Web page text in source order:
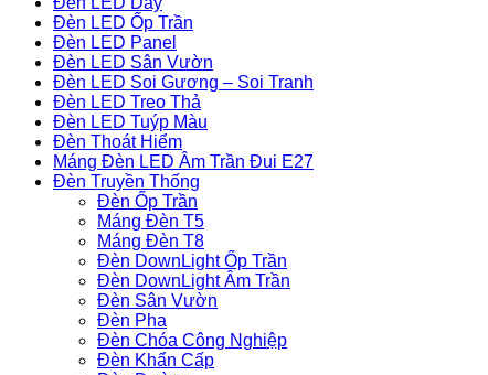
Đèn LED Ốp Trần
Đèn LED Panel
Đèn LED Sân Vườn
Đèn LED Soi Gương – Soi Tranh
Đèn LED Treo Thả
Đèn LED Tuýp Màu
Đèn Thoát Hiểm
Máng Đèn LED Âm Trần Đui E27
Đèn Truyền Thống
Đèn Ốp Trần
Máng Đèn T5
Máng Đèn T8
Đèn DownLight Ốp Trần
Đèn DownLight Âm Trần
Đèn Sân Vườn
Đèn Pha
Đèn Chóa Công Nghiệp
Đèn Khẩn Cấp